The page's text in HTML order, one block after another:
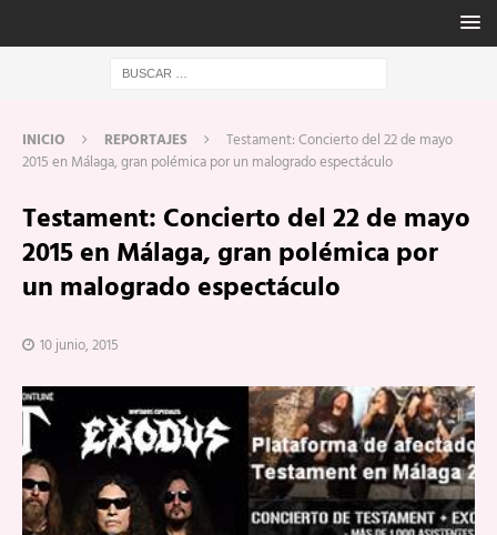
INICIO REPORTAJES
Testament: Concierto del 22 de mayo
2015 en Málaga, gran polémica por un malogrado espectáculo
Testament: Concierto del 22 de mayo
2015 en Málaga, gran polémica por
un malogrado espectáculo
10 junio, 2015